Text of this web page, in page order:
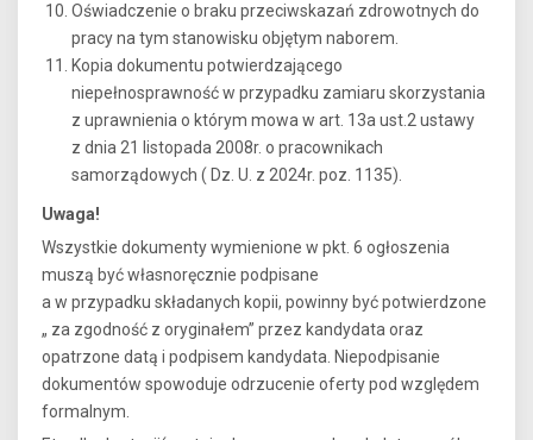
Oświadczenie o braku przeciwskazań zdrowotnych do
pracy na tym stanowisku objętym naborem.
Kopia dokumentu potwierdzającego
niepełnosprawność w przypadku zamiaru skorzystania
z uprawnienia o którym mowa w art. 13a ust.2 ustawy
z dnia 21 listopada 2008r. o pracownikach
samorządowych ( Dz. U. z 2024r. poz. 1135).
Uwaga!
Wszystkie dokumenty wymienione w pkt. 6 ogłoszenia
muszą być własnoręcznie podpisane
a w przypadku składanych kopii, powinny być potwierdzone
„ za zgodność z oryginałem” przez kandydata oraz
opatrzone datą i podpisem kandydata. Niepodpisanie
dokumentów spowoduje odrzucenie oferty pod względem
formalnym.